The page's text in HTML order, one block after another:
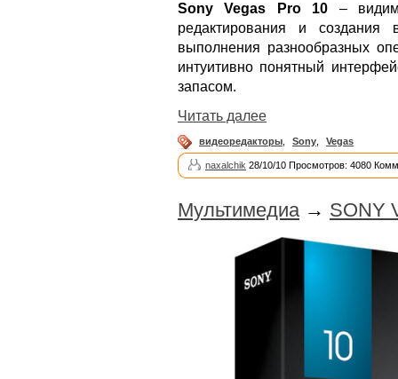
Sony Vegas Pro 10 –
редактирования и
выполнения разнообразных
интуитивно понятный
запасом.
Читать далее
видеоредакторы Sony Vegas
naxalchik 28/10/10 Просмотров: 4080
Мультимедиа→ SONY